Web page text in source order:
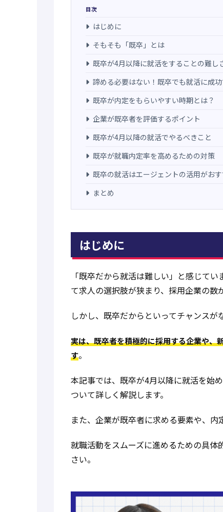
目次
はじめに
そもそも「既卒」とは
既卒が4月以降に就活をすることの難し
諦める必要はない！既卒でも就活に成
既卒が内定をもらいやすい時期とは？
企業が既卒者を評価するポイント
既卒が4月以降の就活でやるべきこと
既卒が就職内定率を高めるための対策
既卒の就活はエージェントの活用がおす
まとめ
はじめに
「既卒だから就活は難しい」と感じて
て求人の選択肢が狭まり、採用企業の数
しかし、既卒だからといってチャンスが
実は、既卒者を積極的に採用する企業や、
す。
本記事では、既卒が4月以降に就活を始
ついて詳しく解説します。
また、企業が既卒者に求める要素や、内
就職活動をスムーズに進めるための具
さい。